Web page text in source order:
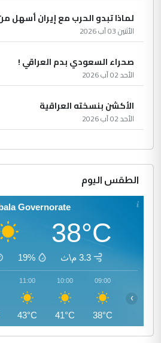
لماذا تبدو الحرب مع إيران أسهل
الأثنين 03 آب 2026
صحراء السعودي بدم العراقي !
الأحد 02 آب 2026
الأكشن بنسخته العراقية
الأحد 02 آب 2026
الطقس اليوم
Governorate
38°C
3.3 م\ث 19%
09:00
38°C
10:00
41°C
11:00
43°C
›